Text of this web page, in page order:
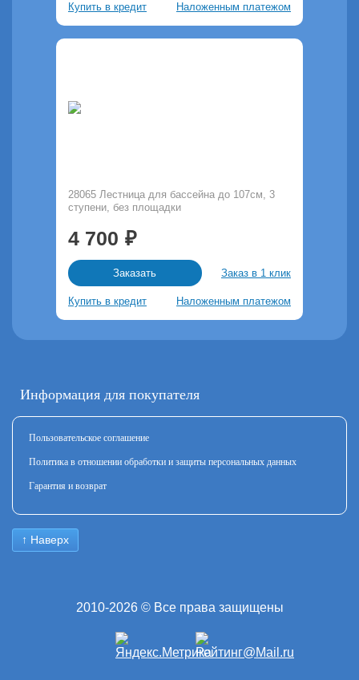
Информация для покупателя
Пользовательское соглашение
Политика в отношении обработки и защиты персональных данных
Гарантия и возврат
↑ Наверх
Купить в кредит Наложенным платежом
28065 Лестница для бассейна до 107см, 3
ступени, без площадки
4 700
Заказать Заказ в 1 клик
Купить в кредит Наложенным платежом
2010-2026 © Все права защищены